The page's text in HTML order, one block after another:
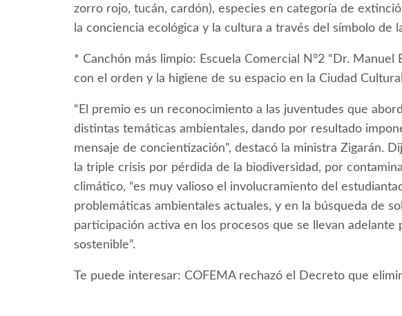
zorro rojo, tucán, cardón), especies en categoría de
la conciencia ecológica y la cultura a través del símbolo
* Canchón más limpio: Escuela Comercial N°2 “Dr. Manuel
con el orden y la higiene de su espacio en la Ciudad
“El premio es un reconocimiento a las juventudes que
distintas temáticas ambientales, dando por resultado
mensaje de concientización”, destacó la ministra Zigarán.
la triple crisis por pérdida de la biodiversidad, por
climático, “es muy valioso el involucramiento del
problemáticas ambientales actuales, y en la búsqueda de
participación activa en los procesos que se llevan adelante
sostenible”.
Te puede interesar: COFEMA rechazó el Decreto que